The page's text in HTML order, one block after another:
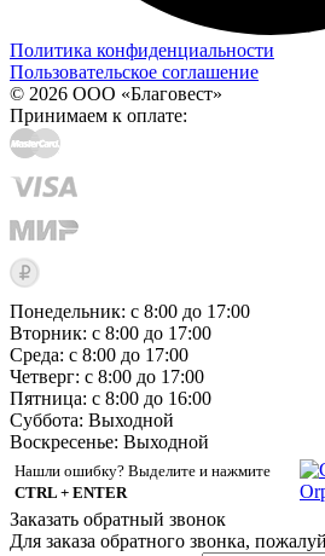
Политика конфиденциальности
Пользовательское соглашение
© 2026 ООО «Благовест»
Принимаем к оплате:
Понедельник: с 8:00 до 17:00
Вторник: с 8:00 до 17:00
Среда: с 8:00 до 17:00
Четверг: с 8:00 до 17:00
Пятница: с 8:00 до 16:00
Суббота: Выходной
Воскресенье: Выходной
Нашли ошибку? Выделите и нажмите
CTRL + ENTER
Заказать обратный звонок
Для заказа обратного звонка,